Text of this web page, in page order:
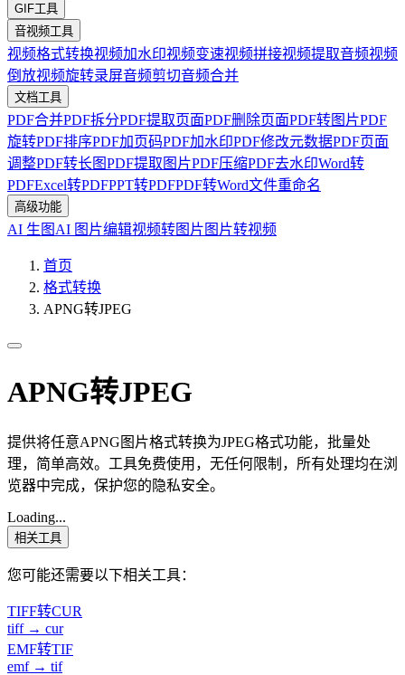
GIF工具
音视频工具
视频格式转换视频加水印视频变速视频拼接视频提取音频视频
倒放视频旋转录屏音频剪切音频合并
文档工具
PDF合并PDF拆分PDF提取页面PDF删除页面PDF转图片PDF
旋转PDF排序PDF加页码PDF加水印PDF修改元数据PDF页面
调整PDF转长图PDF提取图片PDF压缩PDF去水印Word转
PDFExcel转PDFPPT转PDFPDF转Word文件重命名
高级功能
AI 生图 AI 图片编辑视频转图片 图片转视频
首页
格式转换
APNG转JPEG
APNG转JPEG
提供将任意APNG图片格式转换为JPEG格式功能，批量处
理，简单高效。工具免费使用，无任何限制，所有处理均在浏
览器中完成，保护您的隐私安全。
Loading...
相关工具
您可能还需要以下相关工具：
TIFF转CUR
tiff → cur
EMF转TIF
emf → tif